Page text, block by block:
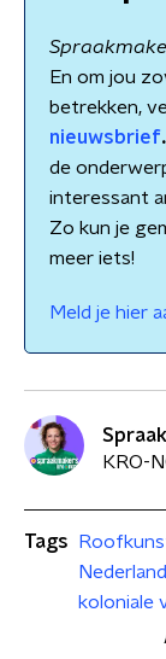
En om jou
betrekken,
nieuwsbrief.
de
interessant
Zo kun je
meer iets!
Meld je hier
KRO-
Tags
Nederland
koloniale